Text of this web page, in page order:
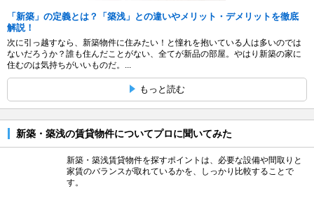
「新築」の定義とは？「築浅」との違いやメリット・デメリットを徹底
解説！
次に引っ越すなら、新築物件に住みたい！と憧れを抱いている人は多いのでは
ないだろうか？誰も住んだことがない、全てが新品の部屋。やはり新築の家に
住むのは気持ちがいいものだ。...
もっと読む
新築・築浅の賃貸物件についてプロに聞いてみた
新築・築浅賃貸物件を探すポイントは、必要な設備や間取りと
家賃のバランスが取れているかを、しっかり比較することで
す。